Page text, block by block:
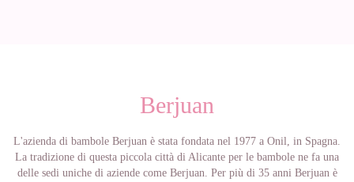
Berjuan
L'azienda di bambole Berjuan è stata fondata nel 1977 a Onil, in Spagna.
La tradizione di questa piccola città di Alicante per le bambole ne fa una
delle sedi uniche di aziende come Berjuan. Per più di 35 anni Berjuan è